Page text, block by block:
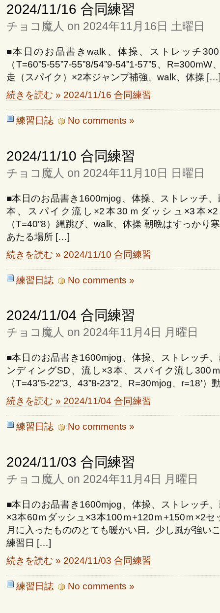
2024/11/16 合同練習
チョコ魔人 on 2024年11月16日 土曜日
■本日のお品書きwalk、体操、ストレッチ
（T=60”5-55”7-55”8/54”9-54”1-57”5、
走（スパイク）×2本ジャンプ補強、walk、体操
続きを読む » 2024/11/16 合同練習
練習日誌 No comments »
2024/11/10 合同練習
チョコ魔人 on 2024年11月10日 日曜日
■本日のお品書き1600mjog、体操、ストレッチ
本、スパイク流し×2本30ｍダッシュ×3本×2
（T=40”8）縄跳び、walk、体操 朝晩はすっかり
あたる場所 […]
続きを読む » 2024/11/10 合同練習
練習日誌 No comments »
2024/11/04 合同練習
チョコ魔人 on 2024年11月4日 月曜日
■本日のお品書き1600mjog、体操、ストレッチ
ンディングSD、流し×3本、スパイク流し300
（T=43”5-22”3、43”8-23”2、R=30mjog、r=18’）
続きを読む » 2024/11/04 合同練習
練習日誌 No comments »
2024/11/03 合同練習
チョコ魔人 on 2024年11月4日 月曜日
■本日のお品書き1600mjog、体操、ストレッチ
×3本60ｍダッシュ×3本100ｍ+120ｍ+150ｍ×2セ
月に入ったもののとても暖かい日。少し風が強い
練習日 […]
続きを読む » 2024/11/03 合同練習
練習日誌 No comments »